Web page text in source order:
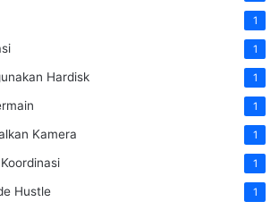
1
1
Hardisk 1
1
Kamera 1
1
Hustle 1